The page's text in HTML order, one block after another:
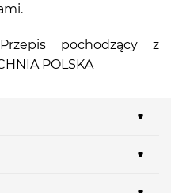
pochodzący z
POLSKA